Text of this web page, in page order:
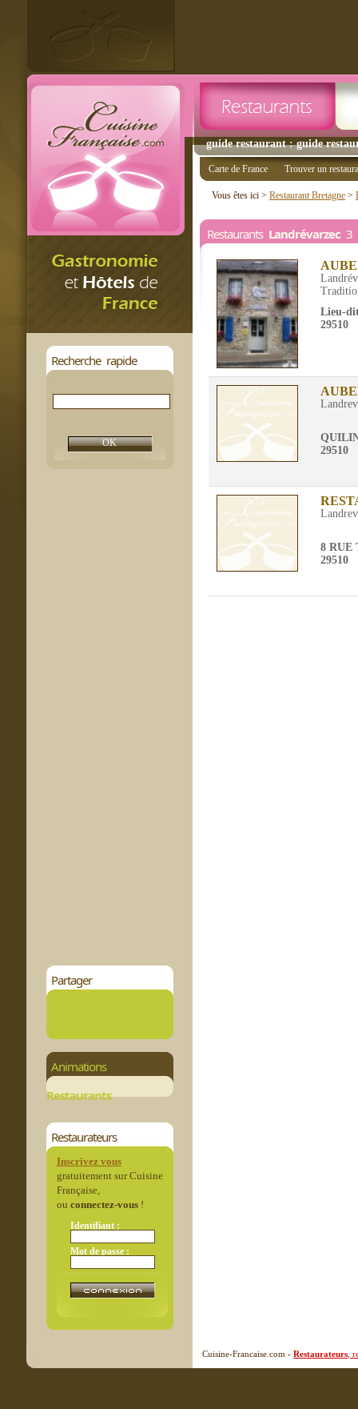
guide restaurant : guide
Recherche rapide
Partager
Animations
Restaurants
Restaurateurs
Inscrivez vous
gratuitement sur Cuisine
Française,
ou connectez-vous!
Identifiant :
Mot de passe :
Carte de France Trouver un
Vous êtes ici > Restaurant Bretagne >
Restaurants Landrévarzec 3
Lieu-
29510
29510
8 RUE
29510
Cuisine-Francaise.com - Restaurateurs ,